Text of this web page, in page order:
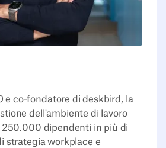
e co-fondatore di deskbird, la
dell'ambiente di lavoro
250.000 dipendenti in più di
strategia workplace e